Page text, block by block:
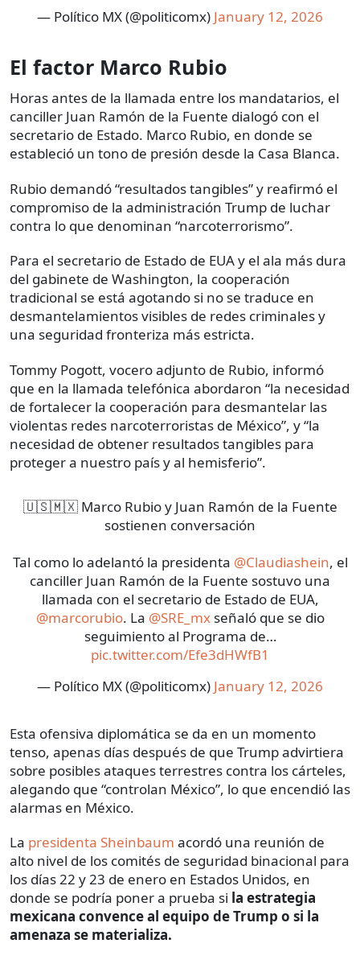
— Político MX (@politicomx) January 12, 2026
El factor Marco Rubio
Horas antes de la llamada entre los mandatarios, el
canciller Juan Ramón de la Fuente dialogó con el
secretario de Estado. Marco Rubio, en donde se
estableció un tono de presión desde la Casa Blanca.
Rubio demandó “resultados tangibles” y reafirmó el
compromiso de la administración Trump de luchar
contra lo que denominan “narcoterrorismo”.
Para el secretario de Estado de EUA y el ala más dura
del gabinete de Washington, la cooperación
tradicional se está agotando si no se traduce en
desmantelamientos visibles de redes criminales y
una seguridad fronteriza más estricta.
Tommy Pogott, vocero adjunto de Rubio, informó
que en la llamada telefónica abordaron “la necesidad
de fortalecer la cooperación para desmantelar las
violentas redes narcoterroristas de México”, y “la
necesidad de obtener resultados tangibles para
proteger a nuestro país y al hemisferio”.
🇺🇸🇲🇽 Marco Rubio y Juan Ramón de la Fuente
sostienen conversación
Tal como lo adelantó la presidenta @Claudiashein, el
canciller Juan Ramón de la Fuente sostuvo una
llamada con el secretario de Estado de EUA,
@marcorubio. La @SRE_mxseñaló que se dio
seguimiento al Programa de…
pic.twitter.com/Efe3dHWfB1
— Político MX (@politicomx) January 12, 2026
Esta ofensiva diplomática se da en un momento
tenso, apenas días después de que Trump advirtiera
sobre posibles ataques terrestres contra los cárteles,
alegando que “controlan México”, lo que encendió las
alarmas en México.
La presidenta Sheinbaum acordó una reunión de
alto nivel de los comités de seguridad binacional para
los días 22 y 23 de enero en Estados Unidos, en
donde se podría poner a prueba si la estrategia
mexicana convence al equipo de Trump o si la
amenaza se materializa.